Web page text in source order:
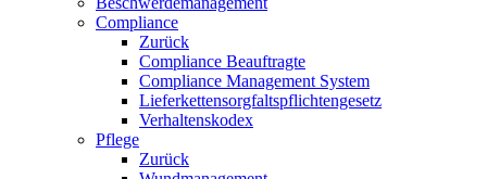
Compliance
Zurück
Compliance Beauftragte
Compliance Management System
Lieferkettensorgfaltspflichtengesetz
Verhaltenskodex
Pflege
Zurück